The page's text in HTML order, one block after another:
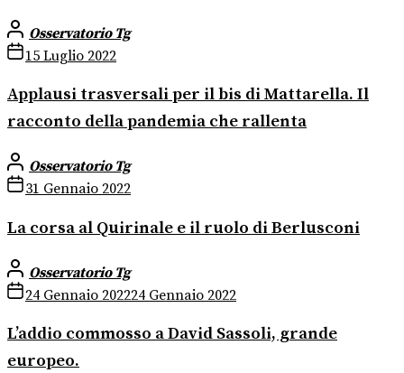
Osservatorio Tg
15 Luglio 2022
Applausi trasversali per il bis di Mattarella. Il
racconto della pandemia che rallenta
Osservatorio Tg
31 Gennaio 2022
La corsa al Quirinale e il ruolo di Berlusconi
Osservatorio Tg
24 Gennaio 202224 Gennaio 2022
L’addio commosso a David Sassoli, grande
europeo.